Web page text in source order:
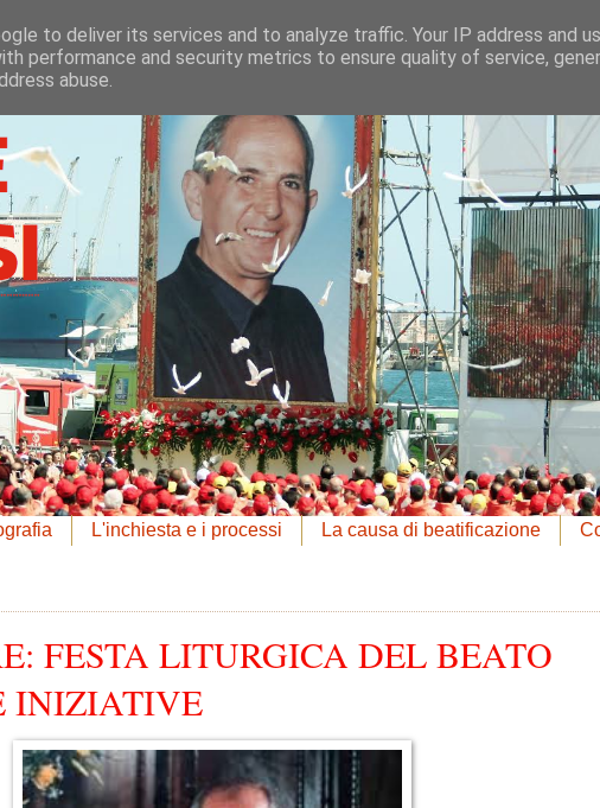
L'inchiesta e i processi La causa di beatificazione
FESTA LITURGICA DEL BEATO
INIZIATIVE
to deliver its services and to analyze traffic. Your IP address and
performance and security metrics to ensure quality of service,
abuse.